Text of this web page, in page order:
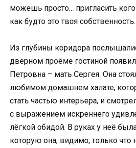
можешь просто… пригласить
как будто это твоя собственность.
Из глубины коридора
дверном проёме гостиной
Петровна – мать Сергея. Она
любимом домашнем халате,
стать частью интерьера, и
с выражением искреннего
лёгкой обидой. В руках у неё
которую она, видимо, только что